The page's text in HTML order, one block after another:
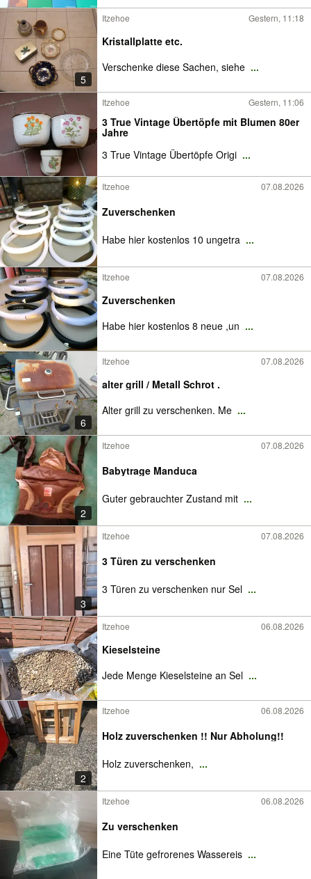
5
Itzehoe Gestern, 11:18
Kristallplatte etc.
Verschenke diese Sachen, siehe ...
Itzehoe Gestern, 11:06
3 True Vintage Übertöpfe mit Blumen 80er
Jahre
3 True Vintage Übertöpfe Origi ...
Itzehoe 07.08.2026
Zuverschenken
Habe hier kostenlos 10 ungetra ...
Itzehoe 07.08.2026
Zuverschenken
Habe hier kostenlos 8 neue ,un ...
6
Itzehoe 07.08.2026
alter grill / Metall Schrot .
Alter grill zu verschenken. Me ...
2
Itzehoe 07.08.2026
Babytrage Manduca
Guter gebrauchter Zustand mit ...
3
Itzehoe 07.08.2026
3 Türen zu verschenken
3 Türen zu verschenken nur Sel ...
Itzehoe 06.08.2026
Kieselsteine
Jede Menge Kieselsteine an Sel ...
2
Itzehoe 06.08.2026
Holz zuverschenken !! Nur Abholung!!
Holz zuverschenken, ...
Itzehoe 06.08.2026
Zu verschenken
Eine Tüte gefrorenes Wassereis ...